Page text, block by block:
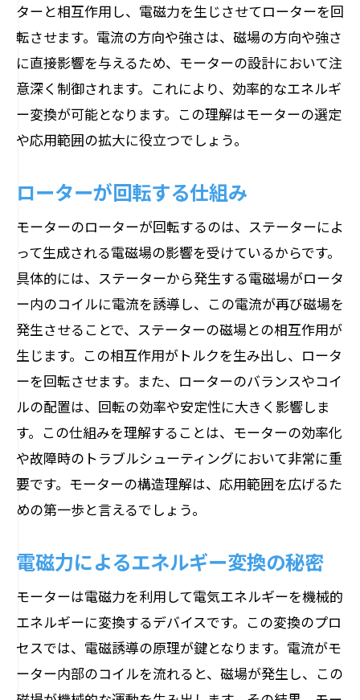
ターと相互作用し、電磁力を生じさせてローターを回
転させます。電流の方向や強さは、磁場の方向や強さ
に直接影響を与えるため、モーターの設計において注
意深く制御されます。これにより、効率的なエネルギ
ー変換が可能となります。この理解はモーターの選定
や応用範囲の拡大に役立つでしょう。
ローターが回転する仕組み
モーターのローターが回転するのは、ステーターによ
って生成される電磁場の影響を受けているからです。
具体的には、ステーターから発生する電磁場がロータ
ー内のコイルに電流を誘導し、この電流が再び磁場を
発生させることで、ステーターの磁場との相互作用が
生じます。この相互作用がトルクを生み出し、ロータ
ーを回転させます。また、ローターのバランスやコイ
ルの配置は、回転の効率や安定性に大きく影響しま
す。この仕組みを理解することは、モーターの効率化
や故障時のトラブルシューティングにおいて非常に重
要です。モーターの構造理解は、応用範囲を広げるた
めの第一歩と言えるでしょう。
電磁力によるエネルギー変換の秘密
モーターは電磁力を利用して電気エネルギーを機械的
エネルギーに変換するデバイスです。この変換のプロ
セスでは、電磁誘導の原理が鍵となります。電流がモ
ーター内部のコイルを流れると、磁場が発生し、この